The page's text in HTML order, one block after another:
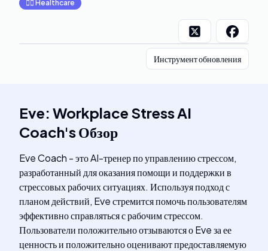
👩‍⚕️ Healthcare
Инструмент обновления
Eve: Workplace Stress AI
Coach'sОбзор
Eve Coach - это AI-тренер по управлению стрессом,
разработанный для оказания помощи и поддержки в
стрессовых рабочих ситуациях. Используя подход с
планом действий, Eve стремится помочь пользователям
эффективно справляться с рабочим стрессом.
Пользователи положительно отзываются о Eve за ее
ценность и положительно оценивают предоставляемую